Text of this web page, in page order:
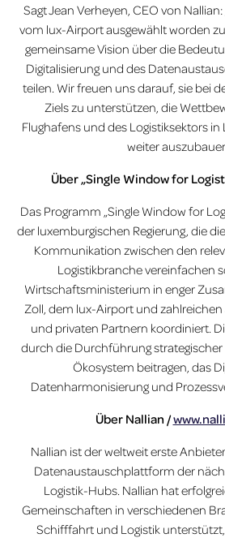
Sagt Jean Verheyen, CEO von Nallian
vom lux-Airport ausgewählt worden
gemeinsame Vision über die
Digitalisierung und des
teilen. Wir freuen uns darauf, sie bei
Ziels zu unterstützen, die
Flughafens und des Logistiksektors
weiter
Über „Single Window for
Das Programm „Single Window for
der luxemburgischen Regierung, die
Kommunikation zwischen den
Logistikbranche vereinfachen
Wirtschaftsministerium in enger
Zoll, dem lux-Airport und
und privaten Partnern koordiniert.
durch die Durchführung strategischer
Ökosystem beitragen, das
Datenharmonisierung und
Über Nallian /
Nallian ist der weltweit erste
Datenaustauschplattform der
Logistik-Hubs. Nallian hat
Gemeinschaften in verschiedenen
Schifffahrt und Logistik